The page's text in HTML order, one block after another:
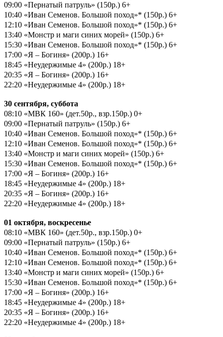
09:00 «Пернатый патруль» (150р.) 6+
10:40 «Иван Семенов. Большой поход»* (150р.) 6+
12:10 «Иван Семенов. Большой поход»* (150р.) 6+
13:40 «Монстр и маги синих морей» (150р.) 6+
15:30 «Иван Семенов. Большой поход»* (150р.) 6+
17:00 «Я – Богиня» (200р.) 16+
18:45 «Неудержимые 4» (200р.) 18+
20:35 «Я – Богиня» (200р.) 16+
22:20 «Неудержимые 4» (200р.) 18+
30 сентября, суббота
08:10 «МВК 160» (дет.50р., взр.150р.) 0+
09:00 «Пернатый патруль» (150р.) 6+
10:40 «Иван Семенов. Большой поход»* (150р.) 6+
12:10 «Иван Семенов. Большой поход»* (150р.) 6+
13:40 «Монстр и маги синих морей» (150р.) 6+
15:30 «Иван Семенов. Большой поход»* (150р.) 6+
17:00 «Я – Богиня» (200р.) 16+
18:45 «Неудержимые 4» (200р.) 18+
20:35 «Я – Богиня» (200р.) 16+
22:20 «Неудержимые 4» (200р.) 18+
01 октября, воскресенье
08:10 «МВК 160» (дет.50р., взр.150р.) 0+
09:00 «Пернатый патруль» (150р.) 6+
10:40 «Иван Семенов. Большой поход»* (150р.) 6+
12:10 «Иван Семенов. Большой поход»* (150р.) 6+
13:40 «Монстр и маги синих морей» (150р.) 6+
15:30 «Иван Семенов. Большой поход»* (150р.) 6+
17:00 «Я – Богиня» (200р.) 16+
18:45 «Неудержимые 4» (200р.) 18+
20:35 «Я – Богиня» (200р.) 16+
22:20 «Неудержимые 4» (200р.) 18+